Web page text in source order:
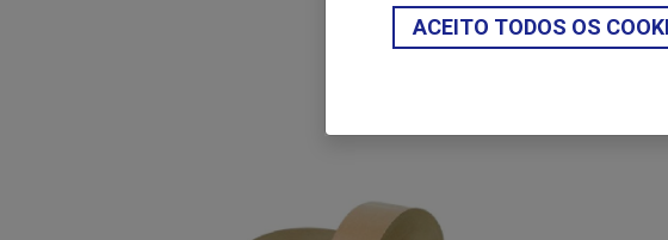
FITA
ACEITO TODOS OS